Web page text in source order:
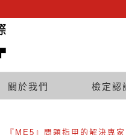
關於我們 檢定認
『ME5』問題指甲的解決專家